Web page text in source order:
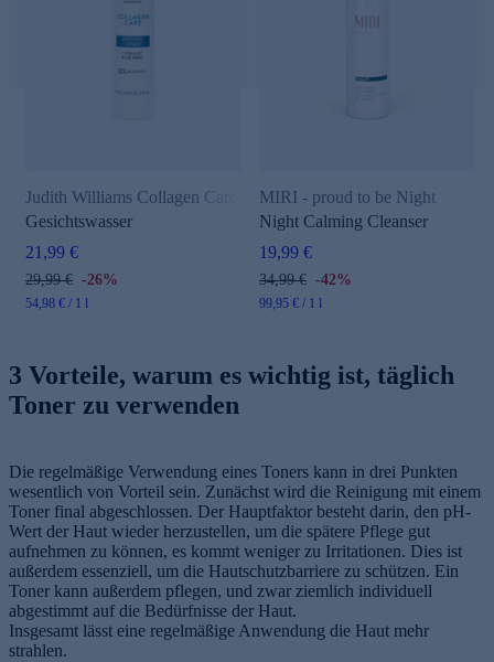
Judith Williams Collagen Care
Gesichtswasser
21,99 €
29,99 € -26%
54,98 € / 1 l
MIRI - proud to be Night
Night Calming Cleanser
19,99 €
34,99 € -42%
99,95 € / 1 l
3 Vorteile, warum es wichtig ist, täglich
Toner zu verwenden
Die regelmäßige Verwendung eines Toners kann in drei Punkten
wesentlich von Vorteil sein. Zunächst wird die Reinigung mit einem
Toner final abgeschlossen. Der Hauptfaktor besteht darin, den pH-
Wert der Haut wieder herzustellen, um die spätere Pflege gut
aufnehmen zu können, es kommt weniger zu Irritationen. Dies ist
außerdem essenziell, um die Hautschutzbarriere zu schützen. Ein
Toner kann außerdem pflegen, und zwar ziemlich individuell
abgestimmt auf die Bedürfnisse der Haut.
Insgesamt lässt eine regelmäßige Anwendung die Haut mehr
strahlen.